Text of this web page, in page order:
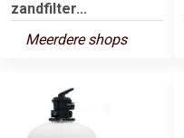
zandfilter...
Meerdere shops